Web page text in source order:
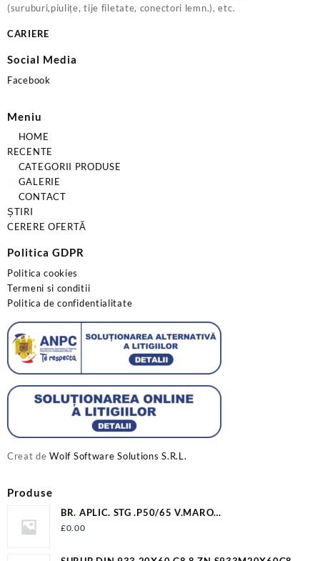
(suruburi,piulițe, tije filetate, conectori lemn.), etc.
CARIERE
Social Media
Facebook
Meniu
HOME
RECENTE
CATEGORII PRODUSE
GALERIE
CONTACT
ȘTIRI
CERERE OFERTĂ
Politica GDPR
Politica cookies
Termeni si conditii
Politica de confidentialitate
Creat deWolf Software Solutions S.R.L.
Produse
BR. APLIC. STG .P50/65 V.MARO
12009P506500VM2LV
£0.00